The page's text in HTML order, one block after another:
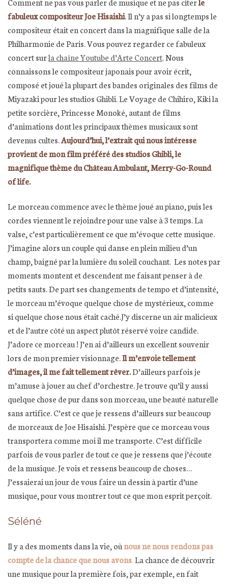
fabuleux compositeur Joe Hisaishi. Il n’y a pas si longtemps le
compositeur était en concert dans la magnifique salle de la
Philharmonie de Paris. Vous pouvez regarder ce fabuleux
concert surla chaîne Youtube d’Arte Concert. Nous
connaissons le compositeur japonais pour avoir écrit,
composé et joué la plupart des bandes originales des films de
Miyazaki pour les studios Ghibli. Le Voyage de Chihiro, Kiki la
petite sorcière, Princesse Monoké, autant de films
d’animations dont les principaux thèmes musicaux sont
devenus cultes.Aujourd’hui, l’extrait qui nous intéresse
provient de mon film préféré des studios Ghibli, le
magnifique thème du Château Ambulant, Merry-Go-Round
of life.
Le morceau commence avec le thème joué au piano, puis les
cordes viennent le rejoindre pour une valse à 3 temps. La
valse, c’est particulièrement ce que m’évoque cette musique.
J’imagine alors un couple qui danse en plein milieu d’un
champ, baigné par la lumière du soleil couchant. Les notes par
moments montent et descendent me faisant penser à de
petits sauts. De part ses changements de tempo et d’intensité,
le morceau m’évoque quelque chose de mystérieux, comme
si quelque chose nous était caché.J’y discerne un air malicieux
et de l’autre côté un aspect plutôt réservé voire candide.
J’adore ce morceau ! J’en ai d’ailleurs un excellent souvenir
lors de mon premier visionnage.Il m’envoie tellement
d’images, il me fait tellement rêver.D’ailleurs parfois je
m’amuse à jouer au chef d’orchestre. Je trouve qu’il y aussi
quelque chose de pur dans son morceau, une beauté naturelle
sans artifice. C’est ce que je ressens d’ailleurs sur beaucoup
de morceaux de Joe Hisaishi. J’espère que ce morceau vous
transportera comme moi il me transporte. C’est difficile
parfois de vous parler de tout ce que je ressens que j’écoute
de la musique. Je vois et ressens beaucoup de choses…
J’essaierai un jour de vous faire un dessin à partir d’une
musique, pour vous montrer tout ce que mon esprit perçoit.
Séléné
Il y a des moments dans la vie, oùnous ne nous rendons pas
compte de la chance que nous avons.La chance de découvrir
une musique pour la première fois, par exemple, en fait